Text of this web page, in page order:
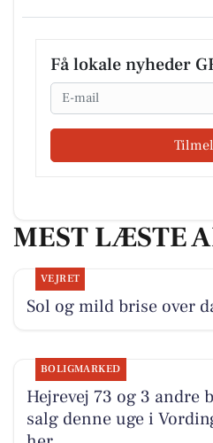
Få lokale nyheder
Email
MEST LÆSTE
VEJRET
Sol og mild brise over
BOLIGMARKED
Hejrevej 73 og 3 andre
salg denne uge i